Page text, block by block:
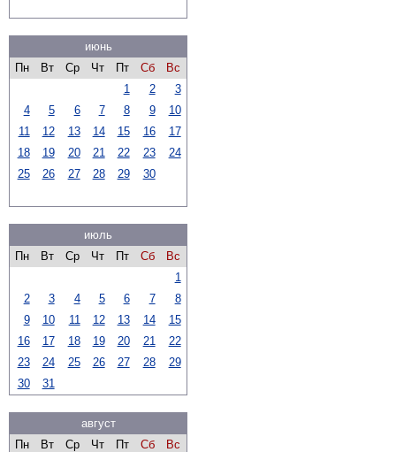
июнь
Пн
Вт Ср Чт Пт Сб
Вс
1
2
3
4
5 6 7 8 9
10
11
12 13 14 15 16
17
18
19 20 21 22 23
24
25
26 27 28 29 30
июль
Пн
Вт Ср Чт Пт Сб
Вс
1
2
3 4 5 6 7
8
9
10 11 12 13 14
15
16
17 18 19 20 21
22
23
24 25 26 27 28
29
30
31
август
Пн
Вт Ср Чт Пт Сб
Вс